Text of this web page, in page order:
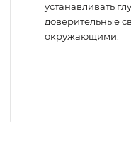
устанавливать
доверительные
окружающими.